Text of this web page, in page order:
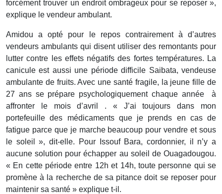
forcément trouver un endroit ombrageux pour se reposer »,
explique le vendeur ambulant.
Amidou a opté pour le repos contrairement à d’autres
vendeurs ambulants qui disent utiliser des remontants pour
lutter contre les effets négatifs des fortes températures. La
canicule est aussi une période difficile Saibata, vendeuse
ambulante de fruits. Avec une santé fragile, la jeune fille de
27 ans se prépare psychologiquement chaque année à
affronter le mois d’avril . « J’ai toujours dans mon
portefeuille des médicaments que je prends en cas de
fatigue parce que je marche beaucoup pour vendre et sous
le soleil », dit-elle. Pour Issouf Bara, cordonnier, il n’y a
aucune solution pour échapper au soleil de Ouagadougou.
« En cette période entre 12h et 14h, toute personne qui se
promène à la recherche de sa pitance doit se reposer pour
maintenir sa santé » explique t-il.